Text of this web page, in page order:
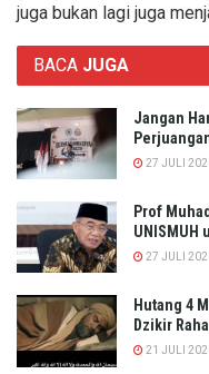
juga bukan lagi juga
BACA JUGA
Jangan
27 JULI
Prof
UNISMUH
27 JULI
Hutang 4
Dzikir
21 JULI